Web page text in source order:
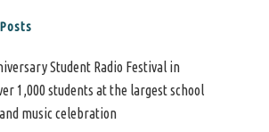
Student Radio Festival in
1,000 students at the largest school
music celebration